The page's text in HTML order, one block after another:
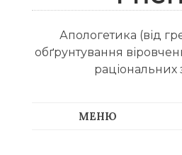
Апологетика (від
обґрунтування
раціональних